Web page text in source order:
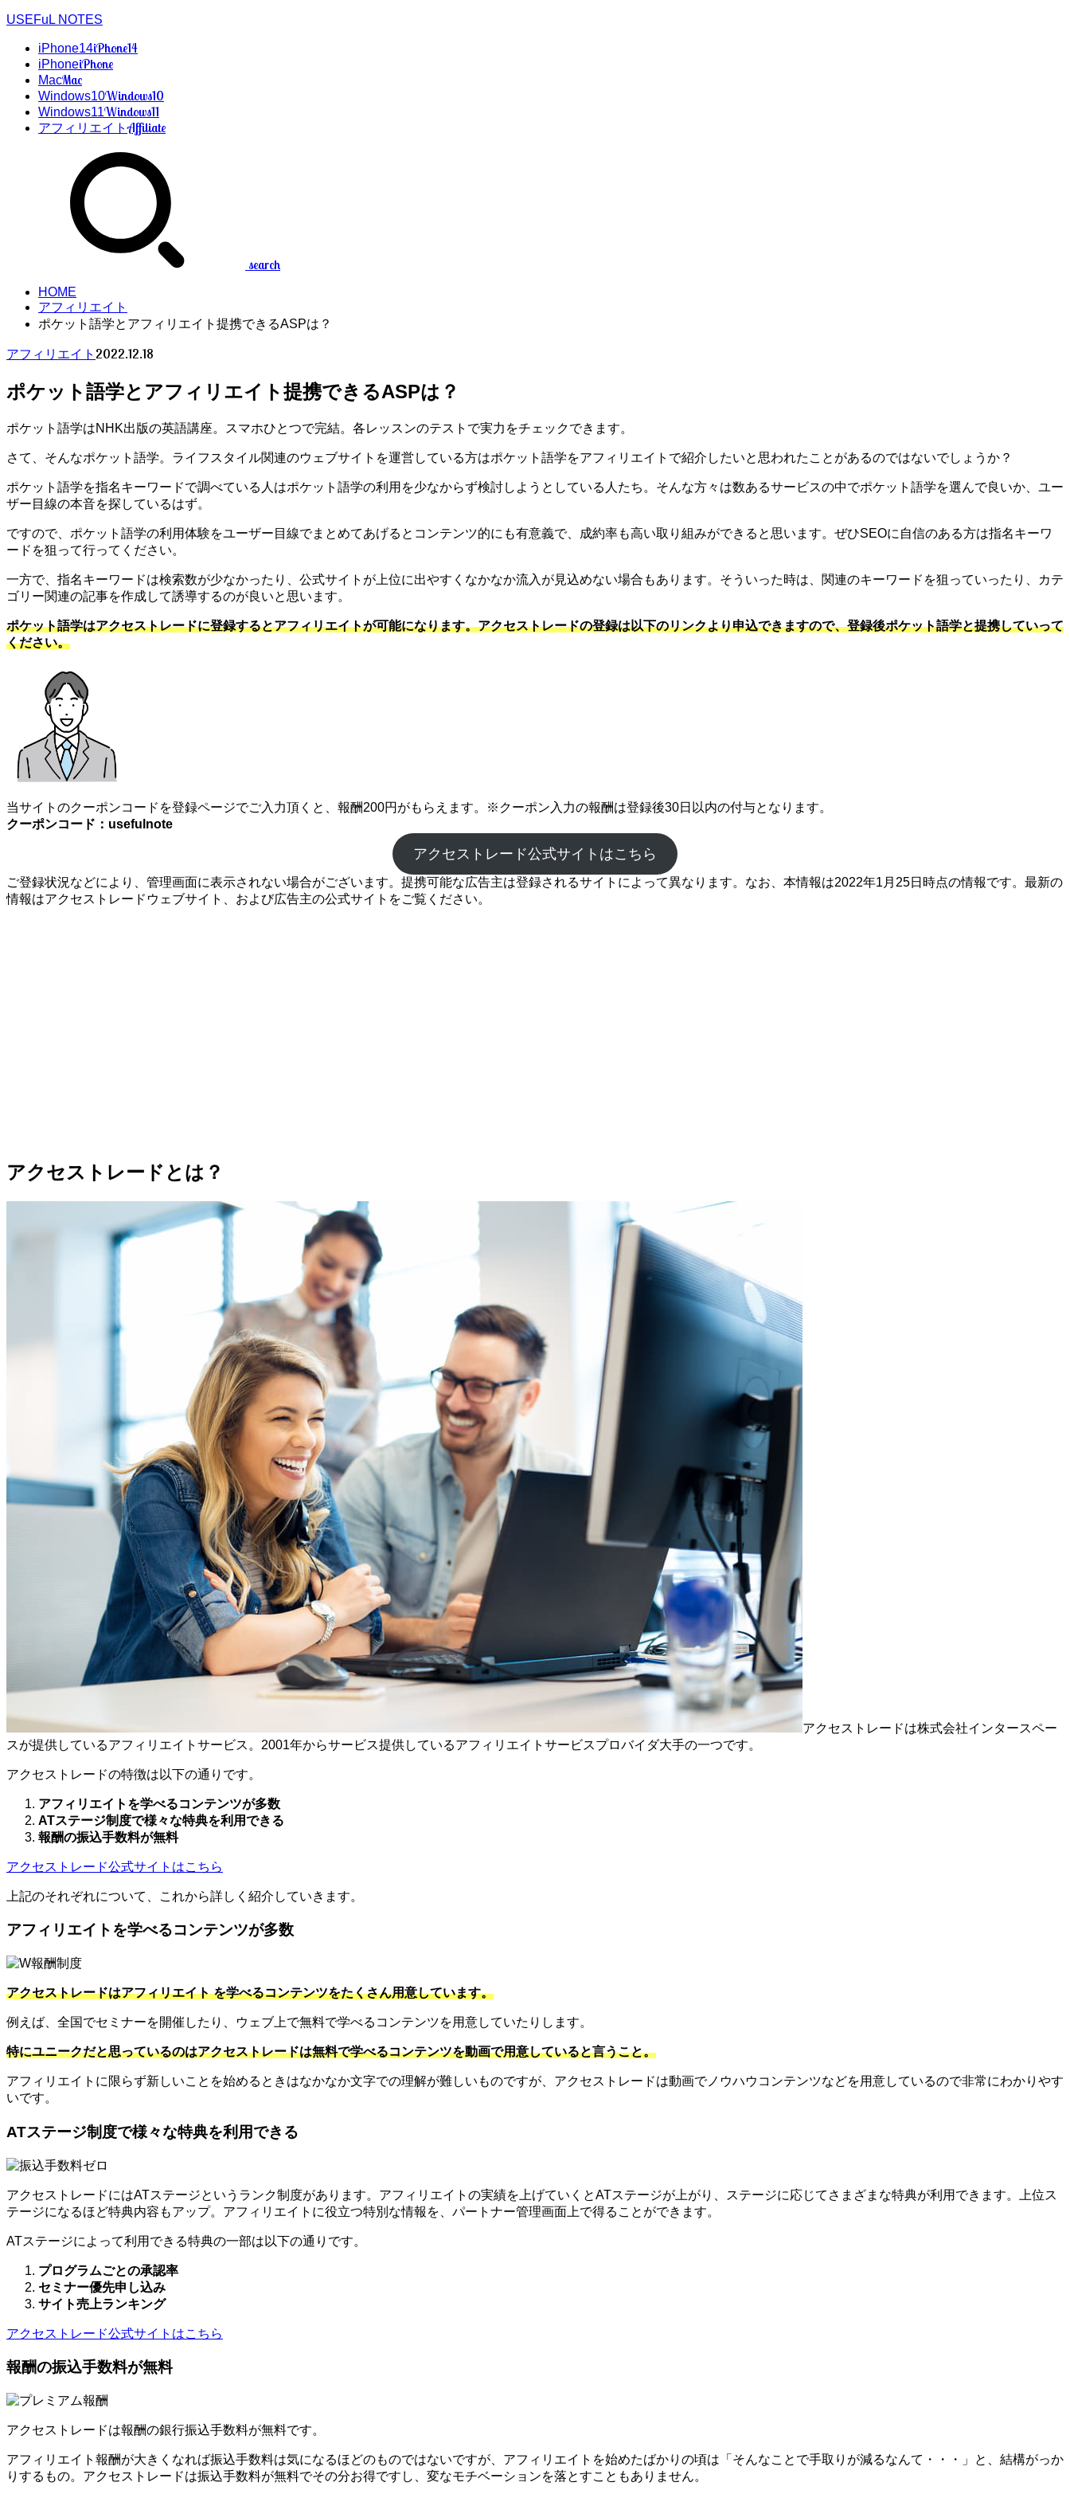
USEFuL NOTES
iPhone14iPhone14
iPhoneiPhone
MacMac
Windows10Windows10
Windows11Windows11
アフィリエイトAffiliate
search
HOME
アフィリエイト
ポケット語学とアフィリエイト提携できるASPは？
アフィリエイト 2022.12.18
ポケット語学とアフィリエイト提携できるASPは？
ポケット語学はNHK出版の英語講座。スマホひとつで完結。各レッスンのテストで実力をチェックできます。
さて、そんなポケット語学。ライフスタイル関連のウェブサイトを運営している方はポケット語学をアフィリエイトで紹介したいと思われたことがあるのではないでしょうか？
ポケット語学を指名キーワードで調べている人はポケット語学の利用を少なからず検討しようとしている人たち。そんな方々は数あるサービスの中でポケット語学を選んで良いか、ユー
ザー目線の本音を探しているはず。
ですので、ポケット語学の利用体験をユーザー目線でまとめてあげるとコンテンツ的にも有意義で、成約率も高い取り組みができると思います。ぜひSEOに自信のある方は指名キーワ
ードを狙って行ってください。
一方で、指名キーワードは検索数が少なかったり、公式サイトが上位に出やすくなかなか流入が見込めない場合もあります。そういった時は、関連のキーワードを狙っていったり、カテ
ゴリー関連の記事を作成して誘導するのが良いと思います。
ポケット語学はアクセストレードに登録するとアフィリエイトが可能になります。アクセストレードの登録は以下のリンクより申込できますので、登録後ポケット語学と提携していって
ください。
当サイトのクーポンコードを登録ページでご入力頂くと、報酬200円がもらえます。※クーポン入力の報酬は登録後30日以内の付与となります。
クーポンコード：usefulnote
アクセストレード公式サイトはこちら
ご登録状況などにより、管理画面に表示されない場合がございます。提携可能な広告主は登録されるサイトによって異なります。なお、本情報は2022年1月25日時点の情報です。最新の
情報はアクセストレードウェブサイト、および広告主の公式サイトをご覧ください。
アクセストレードとは？
アクセストレードは株式会社インタースペー
スが提供しているアフィリエイトサービス。2001年からサービス提供しているアフィリエイトサービスプロバイダ大手の一つです。
アクセストレードの特徴は以下の通りです。
アフィリエイトを学べるコンテンツが多数
ATステージ制度で様々な特典を利用できる
報酬の振込手数料が無料
アクセストレード公式サイトはこちら
上記のそれぞれについて、これから詳しく紹介していきます。
アフィリエイトを学べるコンテンツが多数
アクセストレードはアフィリエイト を学べるコンテンツをたくさん用意しています。
例えば、全国でセミナーを開催したり、ウェブ上で無料で学べるコンテンツを用意していたりします。
特にユニークだと思っているのはアクセストレードは無料で学べるコンテンツを動画で用意していると言うこと。
アフィリエイトに限らず新しいことを始めるときはなかなか文字での理解が難しいものですが、アクセストレードは動画でノウハウコンテンツなどを用意しているので非常にわかりやす
いです。
ATステージ制度で様々な特典を利用できる
アクセストレードにはATステージというランク制度があります。アフィリエイトの実績を上げていくとATステージが上がり、ステージに応じてさまざまな特典が利用できます。上位ス
テージになるほど特典内容もアップ。アフィリエイトに役立つ特別な情報を、パートナー管理画面上で得ることができます。
ATステージによって利用できる特典の一部は以下の通りです。
プログラムごとの承認率
セミナー優先申し込み
サイト売上ランキング
アクセストレード公式サイトはこちら
報酬の振込手数料が無料
アクセストレードは報酬の銀行振込手数料が無料です。
アフィリエイト報酬が大きくなれば振込手数料は気になるほどのものではないですが、アフィリエイトを始めたばかりの頃は「そんなことで手取りが減るなんて・・・」と、結構がっか
りするもの。アクセストレードは振込手数料が無料でその分お得ですし、変なモチベーションを落とすこともありません。